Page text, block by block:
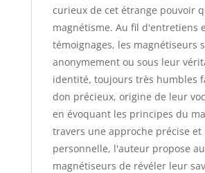
curieux de cet étrange pouvoir
magnétisme. Au fil d'entretiens
témoignages, les magnétiseurs
anonymement ou sous leur
identité, toujours très humbles
don précieux, origine de leur
en évoquant les principes du
travers une approche précise et
personnelle, l'auteur propose
magnétiseurs de révéler leur